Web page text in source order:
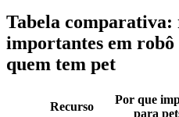
Tabela comparativa:
importantes em
quem tem pet
Recurso
Por que
para